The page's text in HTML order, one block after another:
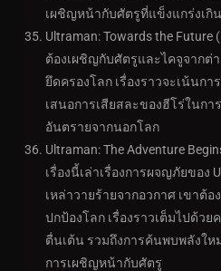
เผชิญหน้ากับศัตรูที่แข็งแกร่งเกิ
Ultraman: Towards the
ต้องเผชิญกับศัตรูและไคจูจากต่
ยึดครองโลก เรื่องราวจะเน้นก
เสนอการเสียสละของฮีโร่ในก
อันตรายจากนอกโลก
Ultraman: The Adventure
เรื่องนี้เล่าเรื่องการผจญภัยของ
เหล่าวายร้ายจากอวกาศ เขาต้
ปกป้องโลก เรื่องราวเต็มไปด้ว
ตื่นเต้น รวมถึงการค้นพบพลังใ
การเผชิญหน้ากับศัตรู